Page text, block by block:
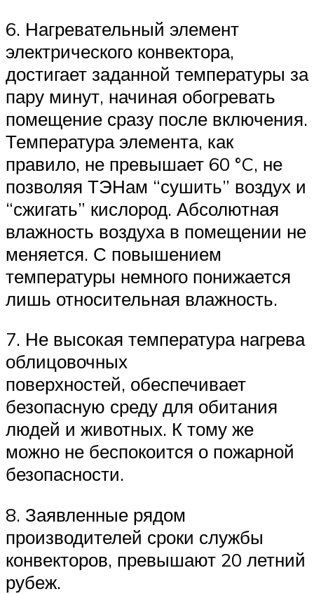
6. Нагревательный элемент
электрического конвектора,
достигает заданной температуры за
пару минут, начиная обогревать
помещение сразу после включения.
Температура элемента, как
правило, не превышает 60 °C, не
позволяя ТЭНам “сушить” воздух и
“сжигать” кислород. Абсолютная
влажность воздуха в помещении не
меняется. С повышением
температуры немного понижается
лишь относительная влажность.
7. Не высокая температура нагрева
облицовочных
поверхностей, обеспечивает
безопасную среду для обитания
людей и животных. К тому же
можно не беспокоится о пожарной
безопасности.
8. Заявленные рядом
производителей сроки службы
конвекторов, превышают 20 летний
рубеж.